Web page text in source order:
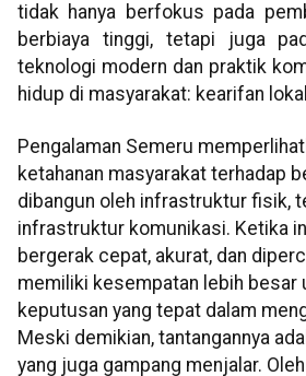
tidak hanya berfokus pada
berbiaya tinggi, tetapi juga
teknologi modern dan praktik
hidup di masyarakat: kearifan
Pengalaman Semeru
ketahanan masyarakat terhadap
dibangun oleh infrastruktur fisik,
infrastruktur komunikasi. Ketika
bergerak cepat, akurat, dan
memiliki kesempatan lebih besar
keputusan yang tepat dalam
Meski demikian, tantangannya
yang juga gampang menjalar.